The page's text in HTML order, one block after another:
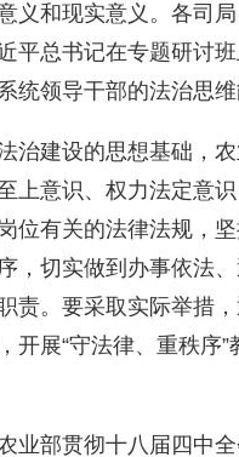
义和现实意义。各司
平总书记在专题研讨
统领导干部的法治思维
治建设的思想基础，
上意识、权力法定意
位有关的法律法规，
，切实做到办事依法
责。要采取实际举措
开展“守法律、重秩序
业部贯彻十八届四中